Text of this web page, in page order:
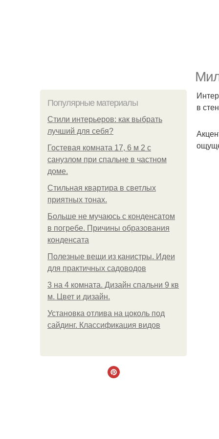
Популярные материалы
Стили интерьеров: как выбрать
лучший для себя?
Гостевая комната 17, 6 м 2 с
санузлом при спальне в частном
доме.
Стильная квартира в светлых
приятных тонах.
Больше не мучаюсь с конденсатом
в погребе. Причины образования
конденсата
Полезные вещи из канистры. Идеи
для практичных садоводов
3 на 4 комната. Дизайн спальни 9 кв
м. Цвет и дизайн.
Установка отлива на цоколь под
сайдинг. Классификация видов
в